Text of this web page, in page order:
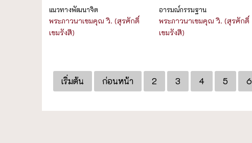
แนวทางพัฒนาจิต
พระภาวนาเขมคุณ วิ. (สุรศักดิ์
เขมรังสี)
อารมณ์กรรมฐาน
พระภาวนาเขมคุณ วิ. (สุรศักดิ์
เขมรังสี)
เริ่มต้น ก่อนหน้า 2 3 4 5 6